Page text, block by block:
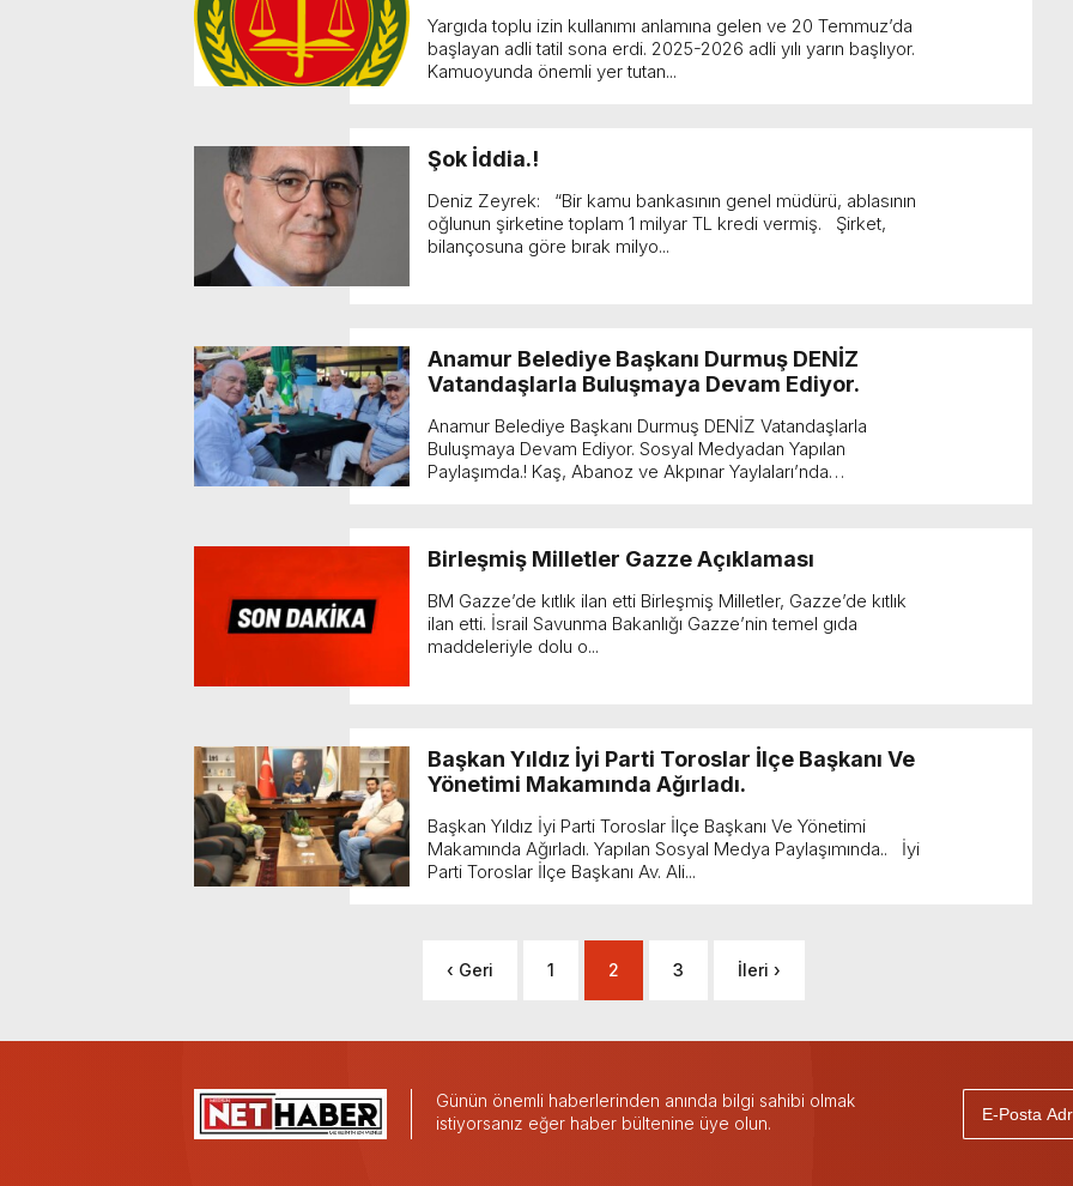
Yargıda toplu izin kullanımı anlamına gelen ve 20 Temmuz’da
başlayan adli tatil sona erdi. 2025-2026 adli yılı yarın başlıyor.
Kamuoyunda önemli yer tutan...
Şok İddia.!
Deniz Zeyrek: “Bir kamu bankasının genel müdürü, ablasının
oğlunun şirketine toplam 1 milyar TL kredi vermiş. Şirket,
bilançosuna göre bırak milyo...
Anamur Belediye Başkanı Durmuş DENİZ
Vatandaşlarla Buluşmaya Devam Ediyor.
Anamur Belediye Başkanı Durmuş DENİZ Vatandaşlarla
Buluşmaya Devam Ediyor. Sosyal Medyadan Yapılan
Paylaşımda.! Kaş, Abanoz ve Akpınar Yaylaları’nda
Birleşmiş Milletler Gazze Açıklaması
BM Gazze’de kıtlık ilan etti Birleşmiş Milletler, Gazze’de kıtlık
ilan etti. İsrail Savunma Bakanlığı Gazze’nin temel gıda
maddeleriyle dolu o...
Başkan Yıldız İyi Parti Toroslar İlçe Başkanı Ve
Yönetimi Makamında Ağırladı.
Başkan Yıldız İyi Parti Toroslar İlçe Başkanı Ve Yönetimi
Makamında Ağırladı. Yapılan Sosyal Medya Paylaşımında.. İyi
Parti Toroslar İlçe Başkanı Av. Ali...
‹ Geri 1 2 3 İleri ›
Günün önemli haberlerinden anında bilgi sahibi olmak
istiyorsanız eğer haber bültenine üye olun.